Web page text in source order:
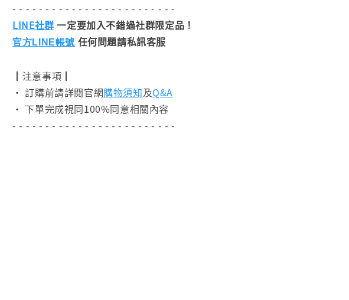
- - - - - - - - - - - - - - - - - - - - - - - - -
LINE社群 一定要加入不錯過社群限定品！
官方LINE帳號 任何問題請私訊客服
┃注意事項┃
• 訂購前請詳閱官網購物須知及Q&A
• 下單完成視同100%同意相關內容
- - - - - - - - - - - - - - - - - - - - - - - - -